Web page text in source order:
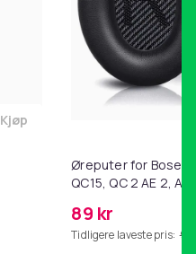
Legg Magetrener, 6-rørs
Kjøp
Øreputer for Bose
QC15, QC 2 AE 2, AE
89 kr
Tidligere laveste pris: 99